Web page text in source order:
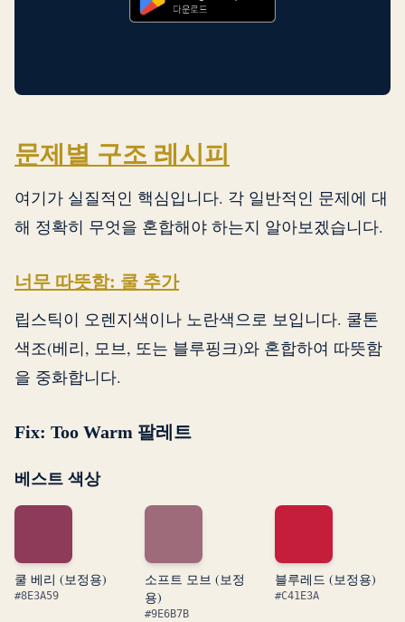
문제별 구조 레시피
여기가 실질적인 핵심입니다. 각 일반적인 문제에 대
해 정확히 무엇을 혼합해야 하는지 알아보겠습니다.
너무 따뜻함: 쿨 추가
립스틱이 오렌지색이나 노란색으로 보입니다. 쿨톤
색조(베리, 모브, 또는 블루핑크)와 혼합하여 따뜻함
을 중화합니다.
Fix: Too Warm 팔레트
베스트 색상
쿨 베리 (보정용)
#8E3A59
소프트 모브 (보정
용)
#9E6B7B
블루레드 (보정용)
#C41E3A